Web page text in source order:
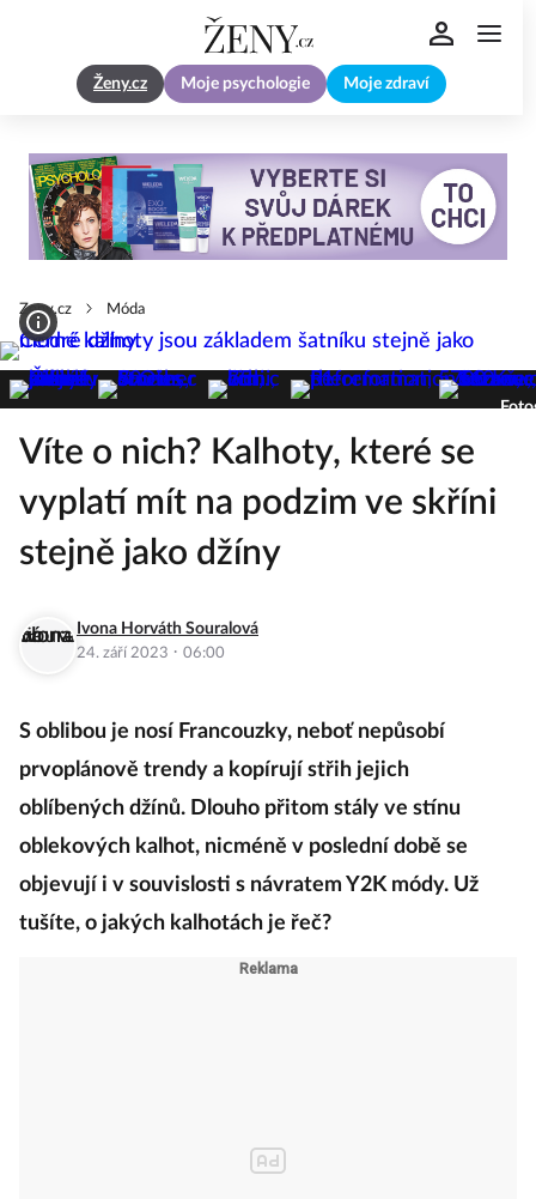
Ženy.cz Moje psychologie Moje zdraví
Zeny.cz Móda
Víte o nich? Kalhoty, které se
vyplatí mít na podzim ve skříni
stejně jako džíny
Ivona Horváth Souralová
24. září 2023 · 06:00
S oblibou je nosí Francouzky, neboť nepůsobí
prvoplánově trendy a kopírují střih jejich
oblíbených džínů. Dlouho přitom stály ve stínu
oblekových kalhot, nicméně v poslední době se
objevují i v souvislosti s návratem Y2K módy. Už
tušíte, o jakých kalhotách je řeč?